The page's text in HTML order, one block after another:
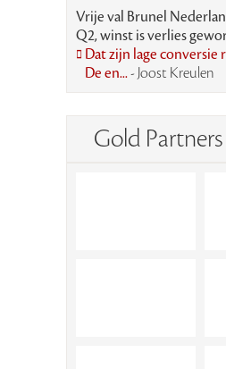
Vrije val Brunel
Q2, winst is verlies
Dat zijn lage conversie
De en...- Joost Kreulen
Gold Partners